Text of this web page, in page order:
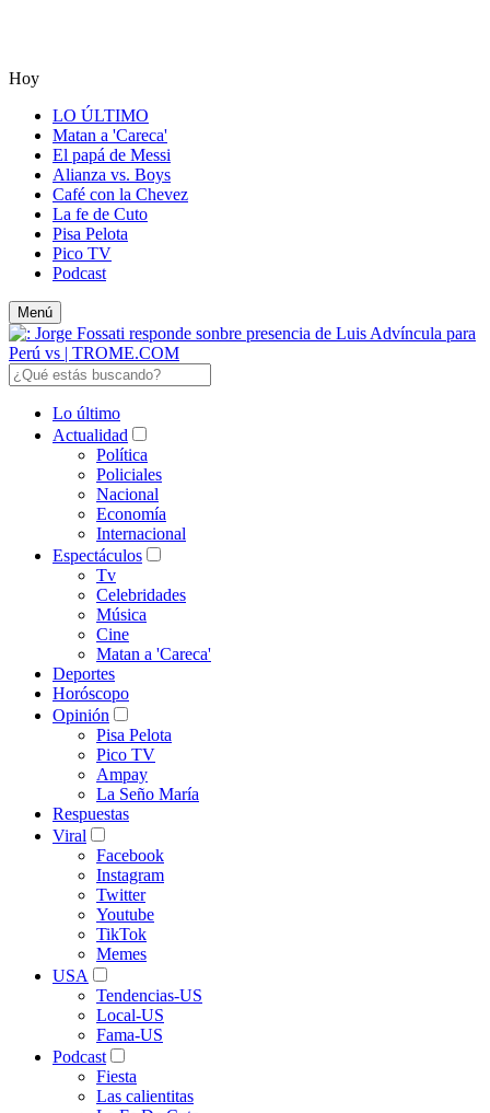
Hoy
LO ÚLTIMO
Matan a 'Careca'
El papá de Messi
Alianza vs. Boys
Café con la Chevez
La fe de Cuto
Pisa Pelota
Pico TV
Podcast
Menú
Lo último
Actualidad
Política
Policiales
Nacional
Economía
Internacional
Espectáculos
Tv
Celebridades
Música
Cine
Matan a 'Careca'
Deportes
Horóscopo
Opinión
Pisa Pelota
Pico TV
Ampay
La Seño María
Respuestas
Viral
Facebook
Instagram
Twitter
Youtube
TikTok
Memes
USA
Tendencias-US
Local-US
Fama-US
Podcast
Fiesta
Las calientitas